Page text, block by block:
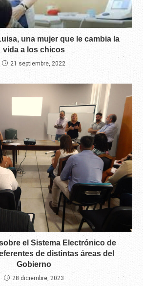
una mujer que le cambia la
vida a los chicos
21 septiembre, 2022
el Sistema Electrónico de
de distintas áreas del
Gobierno
28 diciembre, 2023